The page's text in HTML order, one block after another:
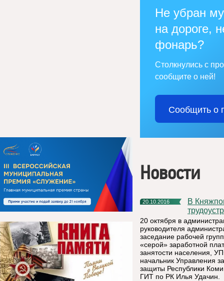
Не убран
на дороге,
фонарь?
Столкнулись с
сообщите о ней!
Сообщить о
Новости
20.10.2016
В Княжпогостском районе необходимо официально
20 октября в
руководителя
заседание рабочей
«серой» заработной
занятости населения,
начальник Управления
защиты Республики
ГИТ по РК Илья Удачин.